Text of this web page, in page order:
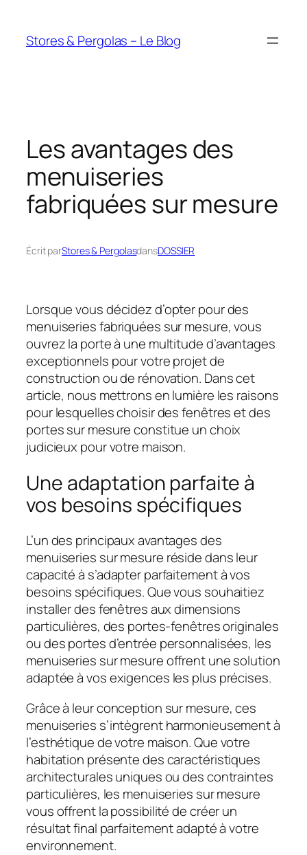
contenu
Stores & Pergolas – Le Blog
Les avantages des
menuiseries
fabriquées sur mesure
Écrit parStores & PergolasdansDOSSIER
Lorsque vous décidez d’opter pour des
menuiseries fabriquées sur mesure, vous
ouvrez la porte à une multitude d’avantages
exceptionnels pour votre projet de
construction ou de rénovation. Dans cet
article, nous mettrons en lumière les raisons
pour lesquelles choisir des fenêtres et des
portes sur mesure constitue un choix
judicieux pour votre maison.
Une adaptation parfaite à
vos besoins spécifiques
L’un des principaux avantages des
menuiseries sur mesure réside dans leur
capacité à s’adapter parfaitement à vos
besoins spécifiques. Que vous souhaitiez
installer des fenêtres aux dimensions
particulières, des portes-fenêtres originales
ou des portes d’entrée personnalisées, les
menuiseries sur mesure offrent une solution
adaptée à vos exigences les plus précises.
Grâce à leur conception sur mesure, ces
menuiseries s’intègrent harmonieusement à
l’esthétique de votre maison. Que votre
habitation présente des caractéristiques
architecturales uniques ou des contraintes
particulières, les menuiseries sur mesure
vous offrent la possibilité de créer un
résultat final parfaitement adapté à votre
environnement.